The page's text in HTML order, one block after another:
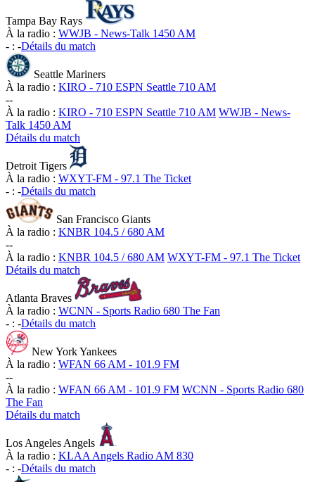
Tampa Bay Rays
À la radio : WWJB - News-Talk 1450 AM
- : -Détails du match
Seattle Mariners
À la radio : KIRO - 710 ESPN Seattle 710 AM
--
À la radio : KIRO - 710 ESPN Seattle 710 AM WWJB - News-
Talk 1450 AM
Détails du match
Detroit Tigers
À la radio : WXYT-FM - 97.1 The Ticket
- : -Détails du match
San Francisco Giants
À la radio : KNBR 104.5 / 680 AM
--
À la radio : KNBR 104.5 / 680 AM WXYT-FM - 97.1 The Ticket
Détails du match
Atlanta Braves
À la radio : WCNN - Sports Radio 680 The Fan
- : -Détails du match
New York Yankees
À la radio : WFAN 66 AM - 101.9 FM
--
À la radio : WFAN 66 AM - 101.9 FM WCNN - Sports Radio 680
The Fan
Détails du match
Los Angeles Angels
À la radio : KLAA Angels Radio AM 830
- : -Détails du match